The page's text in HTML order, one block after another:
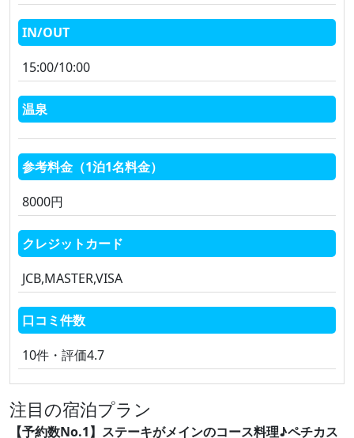
IN/OUT
15:00/10:00
温泉
参考料金（1泊1名料金）
8000円
クレジットカード
JCB,MASTER,VISA
口コミ件数
10件・評価4.7
注目の宿泊プラン
【予約数No.1】ステーキがメインのコース料理♪ペチカス